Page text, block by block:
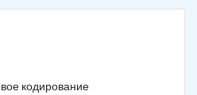
кодирование